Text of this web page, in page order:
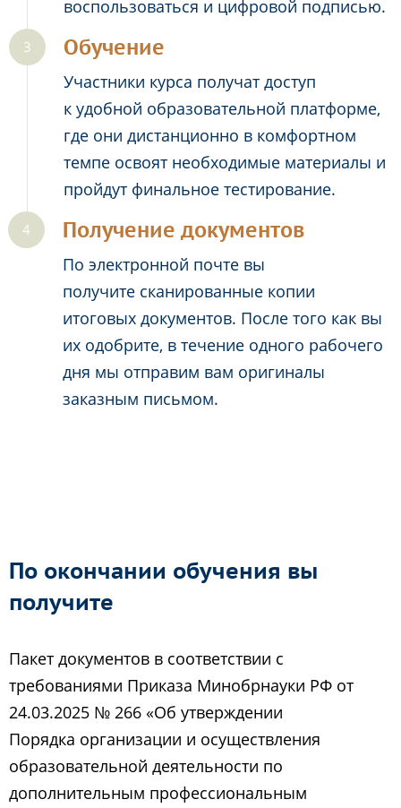
воспользоваться и цифровой подписью.
Обучение
Участники курса получат доступ
к удобной образовательной платформе,
где они дистанционно в комфортном
темпе освоят необходимые материалы и
пройдут финальное тестирование.
Получение документов
По электронной почте вы
получите сканированные копии
итоговых документов. После того как вы
их одобрите, в течение одного рабочего
дня мы отправим вам оригиналы
заказным письмом.
По окончании обучения вы
получите
Пакет документов в соответствии с
требованиями Приказа Минобрнауки РФ от
24.03.2025 № 266 «Об утверждении
Порядка организации и осуществления
образовательной деятельности по
дополнительным профессиональным